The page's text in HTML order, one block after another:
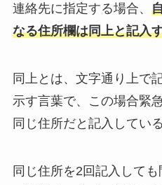
連絡先に指定する場合、
なる住所欄は同上と記入
同上とは、文字通り上で
示す言葉で、この場合緊
同じ住所だと記入してい
同じ住所を2回記入して